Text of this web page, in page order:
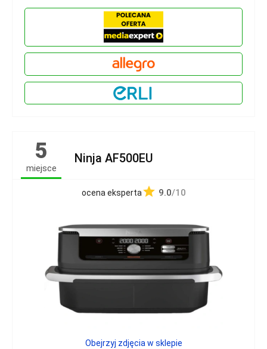
5
miejsce
Ninja AF500EU
ocena eksperta 9.0/10
Obejrzyj zdjęcia w sklepie